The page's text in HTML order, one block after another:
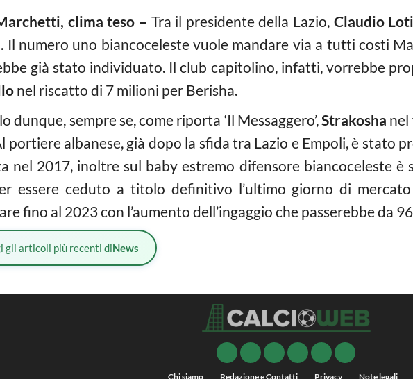
clima teso – Tra il presidente della Lazio, Claudio
Il numero uno biancoceleste vuole mandare via a tutti costi
già stato individuato. Il club capitolino, infatti, vorrebbe
nel riscatto di 7 milioni per Berisha.
dunque, sempre se, come riporta ‘Il Messaggero’,Strakosha nel
portiere albanese, già dopo la sfida tra Lazio e Empoli, è stato
nel 2017, inoltre sul baby estremo difensore biancoceleste
essere ceduto a titolo definitivo l’ultimo giorno di
fino al 2023 con l’aumento dell’ingaggio che passerebbe da
gli articoli più recenti diNews
Chi siamo Redazione e Contatti Privacy Note legali